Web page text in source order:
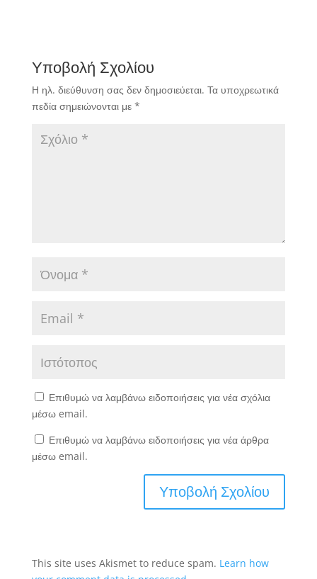
Υποβολή Σχολίου
Η ηλ. διεύθυνση σας δεν δημοσιεύεται. Τα υποχρεωτικά
πεδία σημειώνονται με *
Επιθυμώ να λαμβάνω ειδοποιήσεις για νέα σχόλια
μέσω email.
Επιθυμώ να λαμβάνω ειδοποιήσεις για νέα άρθρα
μέσω email.
This site uses Akismet to reduce spam. Learn how